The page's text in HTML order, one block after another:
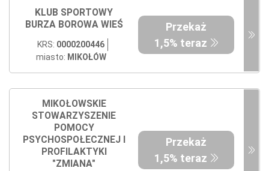
KLUB SPORTOWY
BURZA BOROWA WIEŚ
KRS: 0000200446
miasto: MIKOŁÓW
Przekaż
1,5% teraz
MIKOŁOWSKIE
STOWARZYSZENIE
POMOCY
PSYCHOSPOŁECZNEJ I
PROFILAKTYKI
"ZMIANA"
Przekaż
1,5% teraz